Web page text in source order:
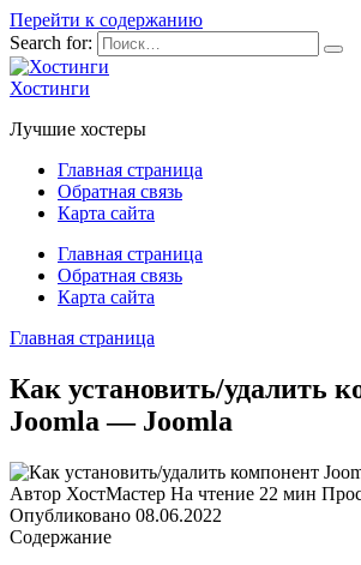
Перейти к содержанию
Search for:
Хостинги
Лучшие хостеры
Главная страница
Обратная связь
Карта сайта
Главная страница
Обратная связь
Карта сайта
Главная страница
Как установить/удалить
Joomla — Joomla
Автор ХостМастер На чтение 22 мин
Опубликовано 08.06.2022
Содержание